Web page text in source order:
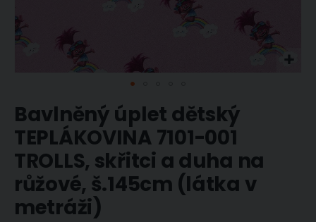
na
začátek
galerie
s
obrázky
Bavlněný úplet dětský
TEPLÁKOVINA 7101-001
TROLLS, skřitci a duha na
růžové, š.145cm (látka v
metráži)